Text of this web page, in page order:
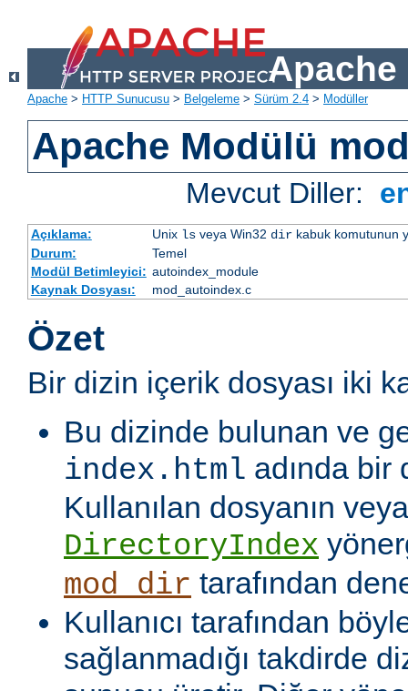
Apache
Apache > HTTP Sunucusu > Belgeleme > Sürüm 2.4 > Modüller
Apache Modülü
Mevcut Diller:
Açıklama: Unix lsveya Win32 dirkabuk komutunun
Durum:
Temel
Modül Betimleyici: autoindex_module
Kaynak Dosyası:
mod_autoindex.c
Özet
Bir dizin içerik dosyası iki
Bu dizinde bulunan ve
index.html adında bir
Kullanılan dosyanın
DirectoryIndex
mod_dir tarafından
Kullanıcı tarafından
sağlanmadığı takdirde